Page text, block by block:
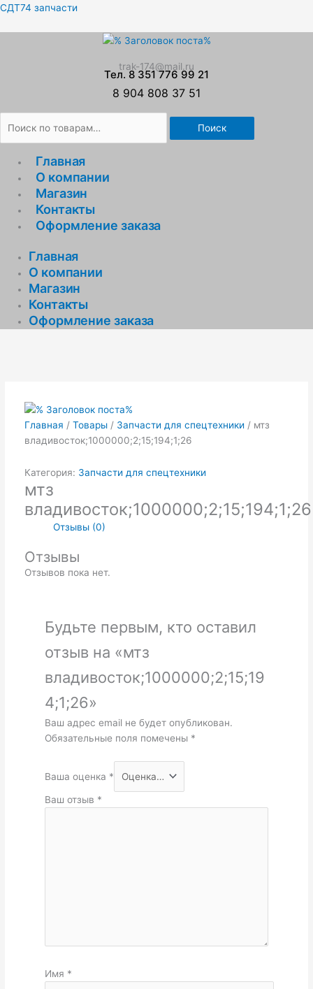
Перейти
СДТ74 запчасти
trak-174@mail.ru
Тел. 8 351 776 99 21
8 904 808 37 51
Искать:
Поиск
Главная
О компании
Магазин
Контакты
Оформление заказа
Главная
О компании
Магазин
Контакты
Оформление заказа
Главная / Товары/ Запчасти для спецтехники / мтз
владивосток;1000000;2;15;194;1;26
Категория: Запчасти для спецтехники
мтз
владивосток;1000000;2;15;194;1;26
Отзывы (0)
Отзывы
Отзывов пока нет.
Будьте первым, кто оставил
отзыв на «мтз
владивосток;1000000;2;15;19
4;1;26»
Ваш адрес email не будет опубликован.
Обязательные поля помечены *
Ваша оценка *
Ваш отзыв *
Имя *